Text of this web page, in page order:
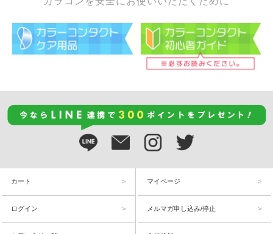
カート マイページ
ログイン メルマガ申し込み/停止